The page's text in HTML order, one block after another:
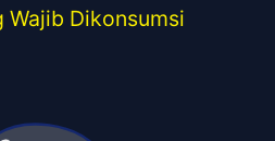
Wajib Dikonsumsi